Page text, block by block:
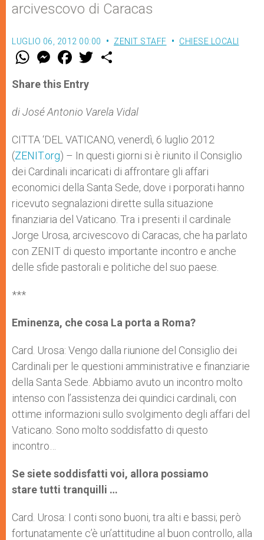
arcivescovo di Caracas
LUGLIO 06, 2012 00:00 ZENIT STAFF CHIESE LOCALI
W
t
s
p
p
M
e
s
e
g
e
F
a
e
b
o
k
w
r
Share this Entry
di José Antonio Varela Vidal
CITTA ‘DEL VATICANO, venerdì, 6 luglio 2012
(ZENIT.org) – In questi giorni si è riunito il Consiglio
dei Cardinali incaricati di affrontare gli affari
economici della Santa Sede, dove i porporati hanno
ricevuto segnalazioni dirette sulla situazione
finanziaria del Vaticano. Tra i presenti il ​​cardinale
Jorge Urosa, arcivescovo di Caracas, che ha parlato
con ZENIT di questo importante incontro e anche
delle sfide pastorali e politiche del suo paese.
***
Eminenza, che cosa La porta a Roma?
Card. Urosa: Vengo dalla riunione del Consiglio dei
Cardinali per le questioni amministrative e finanziarie
della Santa Sede. Abbiamo avuto un incontro molto
intenso con l’assistenza dei quindici cardinali, con
ottime informazioni sullo svolgimento degli affari del
Vaticano. Sono molto soddisfatto di questo
incontro…
Se siete soddisfatti voi, allora possiamo
staretutti tranquilli …
Card. Urosa: I conti sono buoni, tra alti e bassi; però
fortunatamente c’è un’attitudine al buon controllo, alla